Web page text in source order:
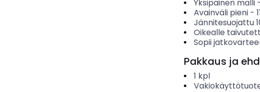
Yksipäinen malli-
Avainväli pieni-
Jännitesuojattu
Oikealle
Sopii
Pakkaus ja
1 kpl